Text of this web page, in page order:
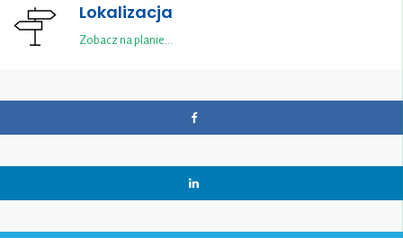
Lokalizacja
Zobacz na planie…